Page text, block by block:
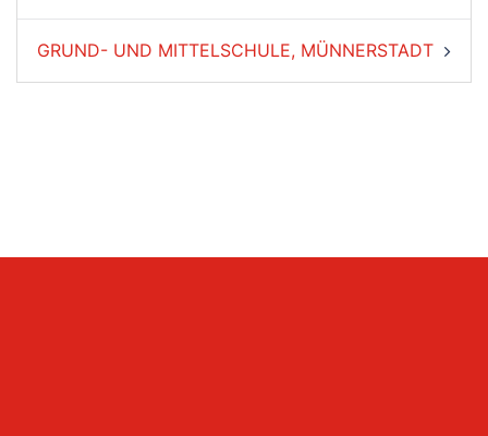
GRUND- UND MITTELSCHULE, MÜNNERSTADT